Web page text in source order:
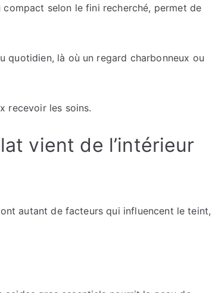
selon le fini recherché, permet de
quotidien, là où un regard charbonneux ou
recevoir les soins.
vient de l’intérieur
autant de facteurs qui influencent le teint,